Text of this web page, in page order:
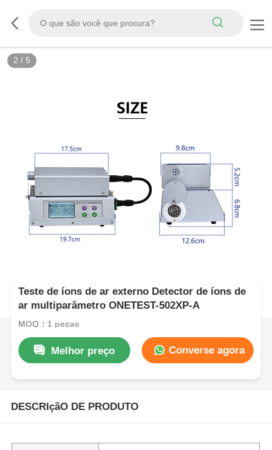
2 / 5
Teste de íons de ar externo Detector de íons de
ar multiparâmetro ONETEST-502XP-A
MOQ：1 peças
Melhor preço Converse agora
DESCRIçãO DE PRODUTO